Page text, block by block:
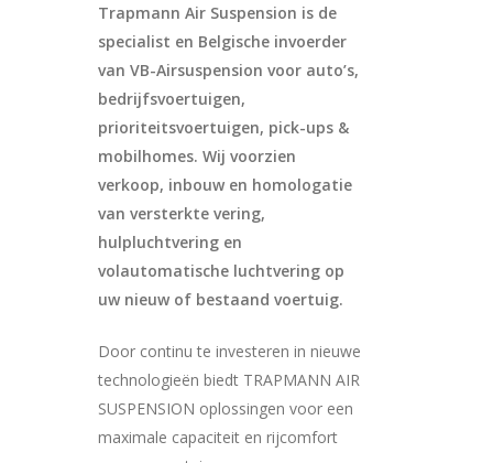
Trapmann Air Suspension is de
specialist en Belgische invoerder
van VB-Airsuspension voor auto’s,
bedrijfsvoertuigen,
prioriteitsvoertuigen, pick-ups &
mobilhomes. Wij voorzien
verkoop, inbouw en homologatie
van versterkte vering,
hulpluchtvering en
volautomatische luchtvering op
uw nieuw of bestaand voertuig.
Door continu te investeren in nieuwe
technologieën biedt TRAPMANN AIR
SUSPENSION oplossingen voor een
maximale capaciteit en rijcomfort